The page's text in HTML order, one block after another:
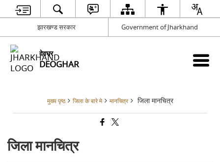
झारखण्ड सरकार Government of Jharkhand
देवघर
DEOGHAR
मुख्य पृष्ठ जिला के बारे मे मानचित्र जिला मानचित्र
जिला मानचित्र